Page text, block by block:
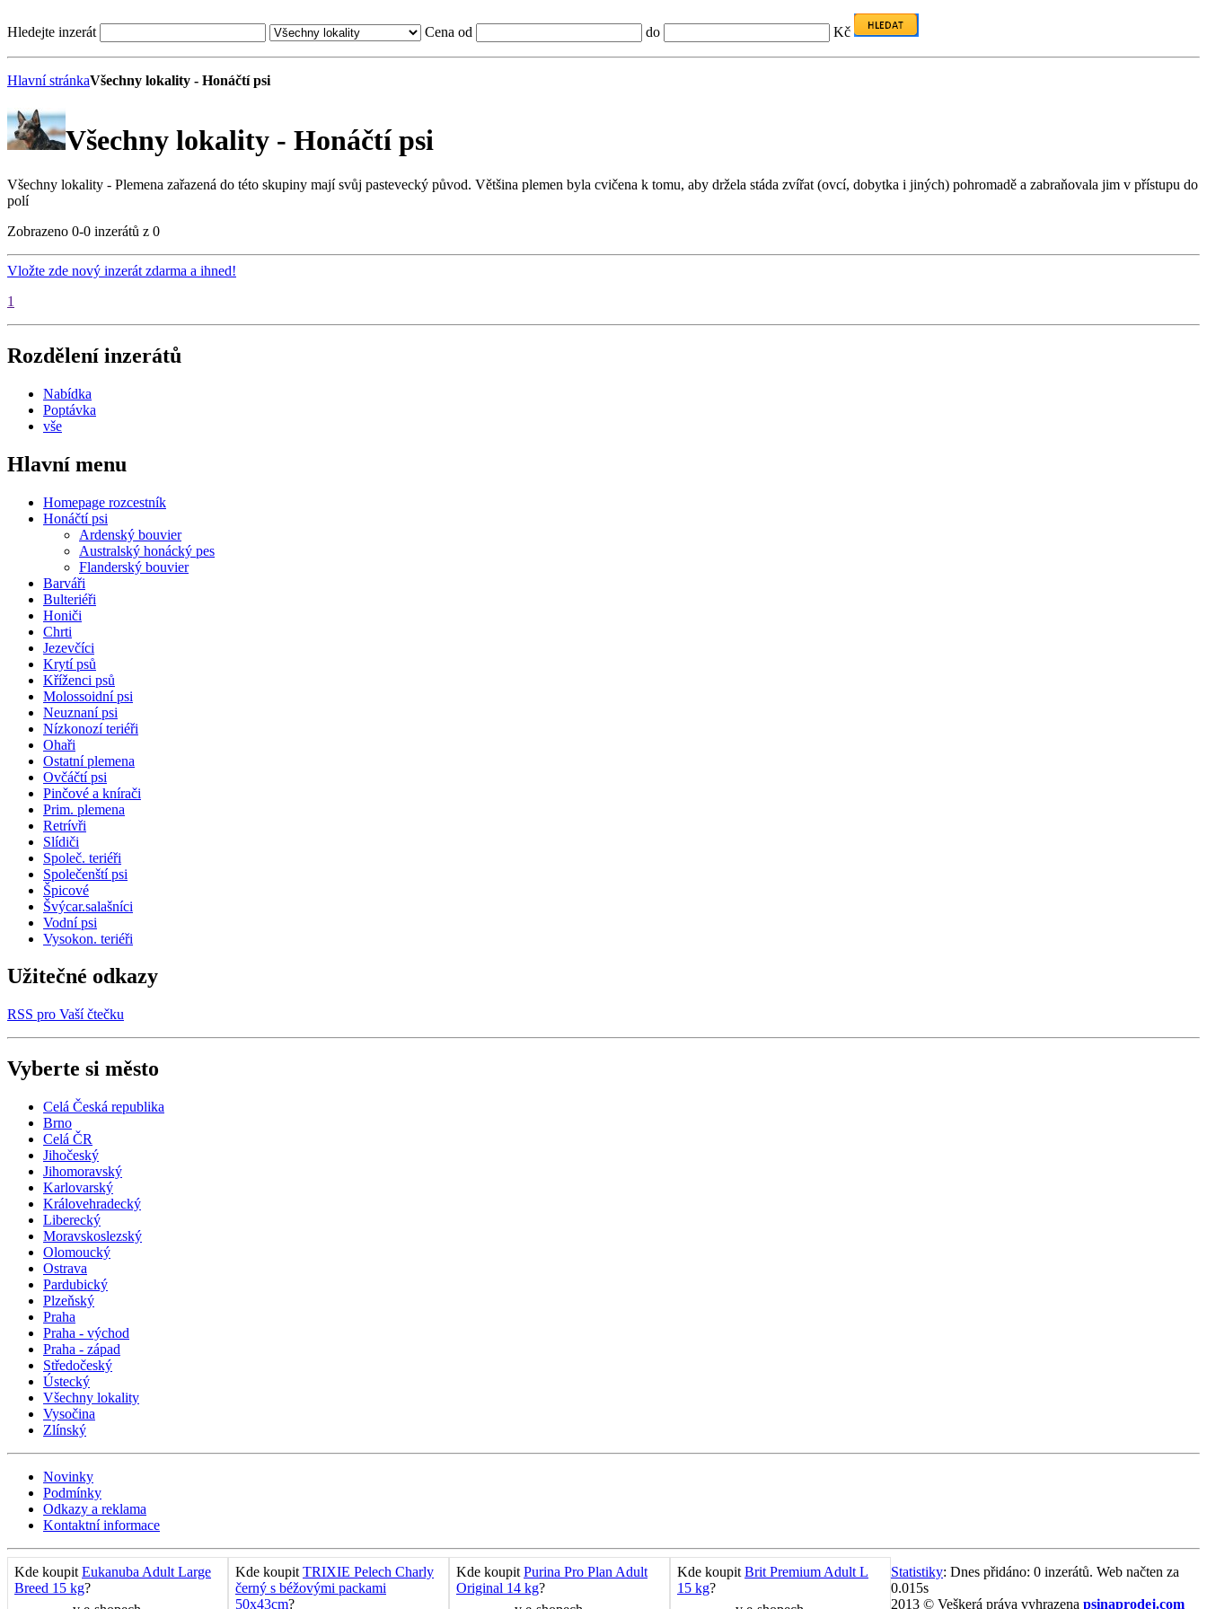
Hledejte inzerát Cena od do Kč
Hlavní stránkaVšechny lokality - Honáčtí psi
Všechny lokality - Honáčtí psi
Všechny lokality - Plemena zařazená do této skupiny mají svůj pastevecký původ. Většina plemen byla cvičena k tomu, aby držela stáda zvířat (ovcí, dobytka i jiných) pohromadě a zabraňovala jim v přístupu do
polí
Zobrazeno 0-0 inzerátů z 0
Vložte zde nový inzerát zdarma a ihned!
1
Rozdělení inzerátů
Nabídka
Poptávka
vše
Hlavní menu
Homepage rozcestník
Honáčtí psi
Ardenský bouvier
Australský honácký pes
Flanderský bouvier
Barváři
Bulteriéři
Honiči
Chrti
Jezevčíci
Krytí psů
Kříženci psů
Molossoidní psi
Neuznaní psi
Nízkonozí teriéři
Ohaři
Ostatní plemena
Ovčáčtí psi
Pinčové a knírači
Prim. plemena
Retrívři
Slídiči
Společ. teriéři
Společenští psi
Špicové
Švýcar.salašníci
Vodní psi
Vysokon. teriéři
Užitečné odkazy
RSS pro Vaší čtečku
Vyberte si město
Celá Česká republika
Brno
Celá ČR
Jihočeský
Jihomoravský
Karlovarský
Královehradecký
Liberecký
Moravskoslezský
Olomoucký
Ostrava
Pardubický
Plzeňský
Praha
Praha - východ
Praha - západ
Středočeský
Ústecký
Všechny lokality
Vysočina
Zlínský
Novinky
Podmínky
Odkazy a reklama
Kontaktní informace
Kde koupit Eukanuba Adult Large
Breed 15 kg?
Kde koupit TRIXIE Pelech Charly
černý s béžovými packami
50x43cm?
Kde koupit Purina Pro Plan Adult
Original 14 kg?
Kde koupit Brit Premium Adult L
15 kg?
Statistiky: Dnes přidáno: 0 inzerátů. Web načten za
0.015s
2013 © Veškerá práva vyhrazena psinaprodej.com